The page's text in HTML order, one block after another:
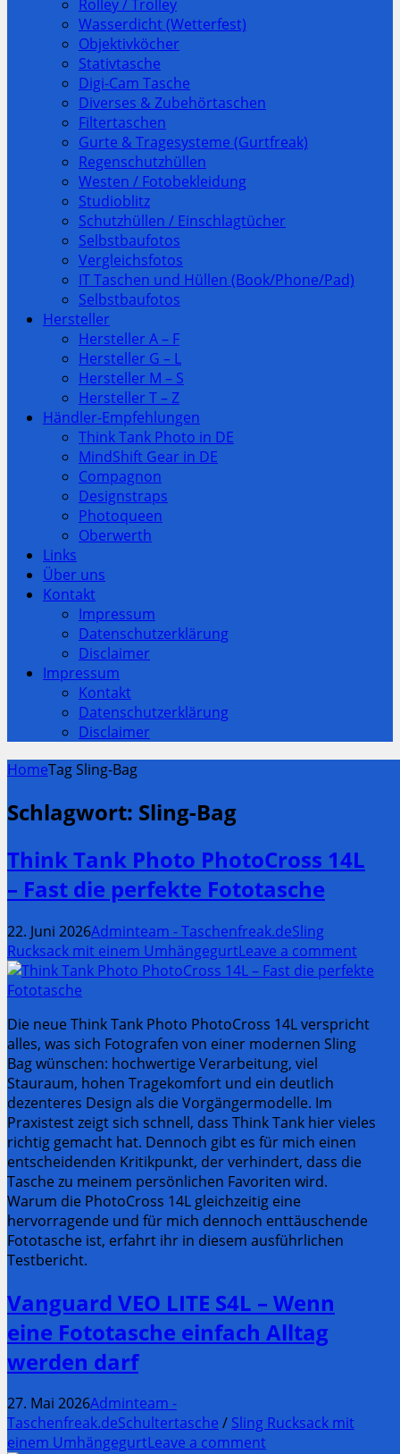
Rolley / Trolley
Wasserdicht (Wetterfest)
Objektivköcher
Stativtasche
Digi-Cam Tasche
Diverses & Zubehörtaschen
Filtertaschen
Gurte & Tragesysteme (Gurtfreak)
Regenschutzhüllen
Westen / Fotobekleidung
Studioblitz
Schutzhüllen / Einschlagtücher
Selbstbaufotos
Vergleichsfotos
IT Taschen und Hüllen (Book/Phone/Pad)
Selbstbaufotos
Hersteller
Hersteller A – F
Hersteller G – L
Hersteller M – S
Hersteller T – Z
Händler-Empfehlungen
Think Tank Photo in DE
MindShift Gear in DE
Compagnon
Designstraps
Photoqueen
Oberwerth
Links
Über uns
Kontakt
Impressum
Datenschutzerklärung
Disclaimer
Impressum
Kontakt
Datenschutzerklärung
Disclaimer
HomeTag Sling-Bag
Schlagwort: Sling-Bag
Think Tank Photo PhotoCross 14L
– Fast die perfekte Fototasche
22. Juni 2026Adminteam - Taschenfreak.deSling
Rucksack mit einem UmhängegurtLeave a comment
Die neue Think Tank Photo PhotoCross 14L verspricht
alles, was sich Fotografen von einer modernen Sling
Bag wünschen: hochwertige Verarbeitung, viel
Stauraum, hohen Tragekomfort und ein deutlich
dezenteres Design als die Vorgängermodelle. Im
Praxistest zeigt sich schnell, dass Think Tank hier vieles
richtig gemacht hat. Dennoch gibt es für mich einen
entscheidenden Kritikpunkt, der verhindert, dass die
Tasche zu meinem persönlichen Favoriten wird.
Warum die PhotoCross 14L gleichzeitig eine
hervorragende und für mich dennoch enttäuschende
Fototasche ist, erfahrt ihr in diesem ausführlichen
Testbericht.
Vanguard VEO LITE S4L – Wenn
eine Fototasche einfach Alltag
werden darf
27. Mai 2026Adminteam -
Taschenfreak.deSchultertasche / Sling Rucksack mit
einem UmhängegurtLeave a comment